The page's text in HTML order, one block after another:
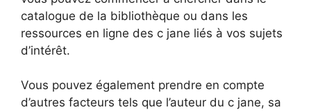
catalogue de la bibliothèque ou dans les
ressources en ligne des c jane liés à vos sujets
d’intérêt.
Vous pouvez également prendre en compte
d’autres facteurs tels que l’auteur du c jane, sa